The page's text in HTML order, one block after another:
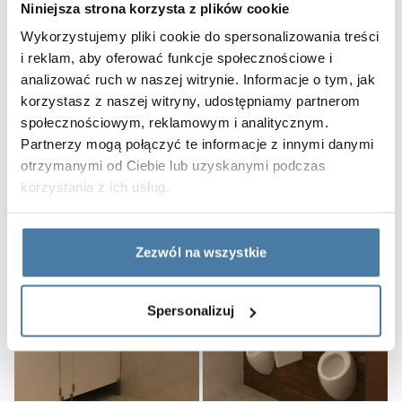
Niniejsza strona korzysta z plików cookie
Wykorzystujemy pliki cookie do spersonalizowania treści
i reklam, aby oferować funkcje społecznościowe i
analizować ruch w naszej witrynie. Informacje o tym, jak
korzystasz z naszej witryny, udostępniamy partnerom
społecznościowym, reklamowym i analitycznym.
Partnerzy mogą połączyć te informacje z innymi danymi
otrzymanymi od Ciebie lub uzyskanymi podczas
korzystania z ich usług.
Zezwól na wszystkie
Spersonalizuj
wyglądać
szatnia
dla
niepełnosprawnych?
Prysznice przemysłowe – jakie powinny spełniać
warunki sanitarne?
Prysznice
przemysłowe
jakie
powinny
spełniać
warunki
sanitarne?